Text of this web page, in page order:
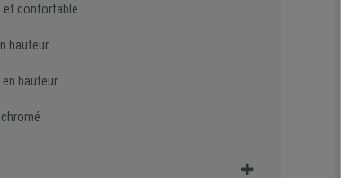
et confortable
hauteur
hauteur